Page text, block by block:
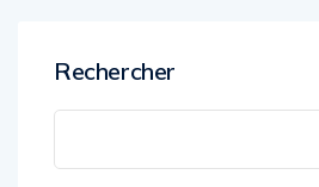
Rechercher